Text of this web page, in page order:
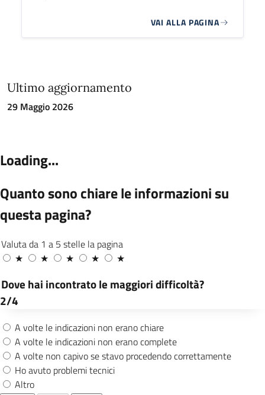
VAI ALLA PAGINA
Ultimo aggiornamento
29 Maggio 2026